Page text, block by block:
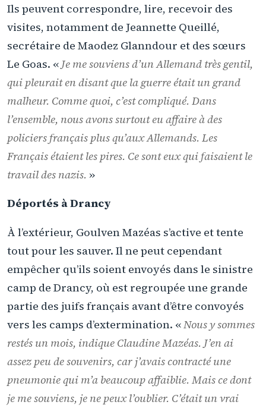
Ils peuvent correspondre, lire, recevoir des
visites, notamment de Jeannette Queillé,
secrétaire de Maodez Glanndour et des sœurs
Le Goas. « Je me souviens d’un Allemand très gentil,
qui pleurait en disant que la guerre était un grand
malheur. Comme quoi, c’est compliqué. Dans
l’ensemble, nous avons surtout eu affaire à des
policiers français plus qu’aux Allemands. Les
Français étaient les pires. Ce sont eux qui faisaient le
travail des nazis. »
Déportés à Drancy
À l’extérieur, Goulven Mazéas s’active et tente
tout pour les sauver. Il ne peut cependant
empêcher qu’ils soient envoyés dans le sinistre
camp de Drancy, où est regroupée une grande
partie des juifs français avant d’être convoyés
vers les camps d’extermination. «Nous y sommes
restés un mois, indique Claudine Mazéas. J’en ai
assez peu de souvenirs, car j’avais contracté une
pneumonie qui m’a beaucoup affaiblie. Mais ce dont
je me souviens, je ne peux l’oublier. C’était un vrai